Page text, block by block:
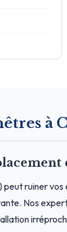
à
ruiner
Nos